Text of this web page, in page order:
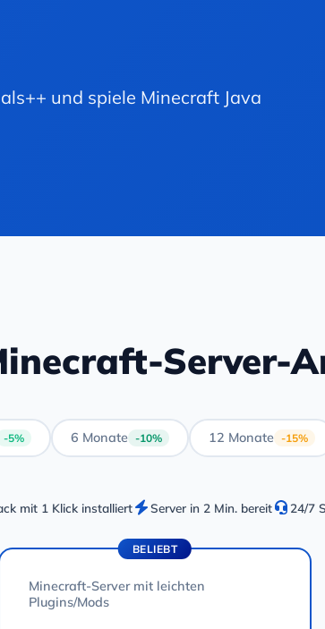
und spiele Minecraft Java
Server-
-5% 6 Monate -10% 12 Monate -15%
mit 1 Klick installiert Server in 2 Min. bereit 24/7
BELIEBT
Minecraft-Server mit leichten
Plugins/Mods